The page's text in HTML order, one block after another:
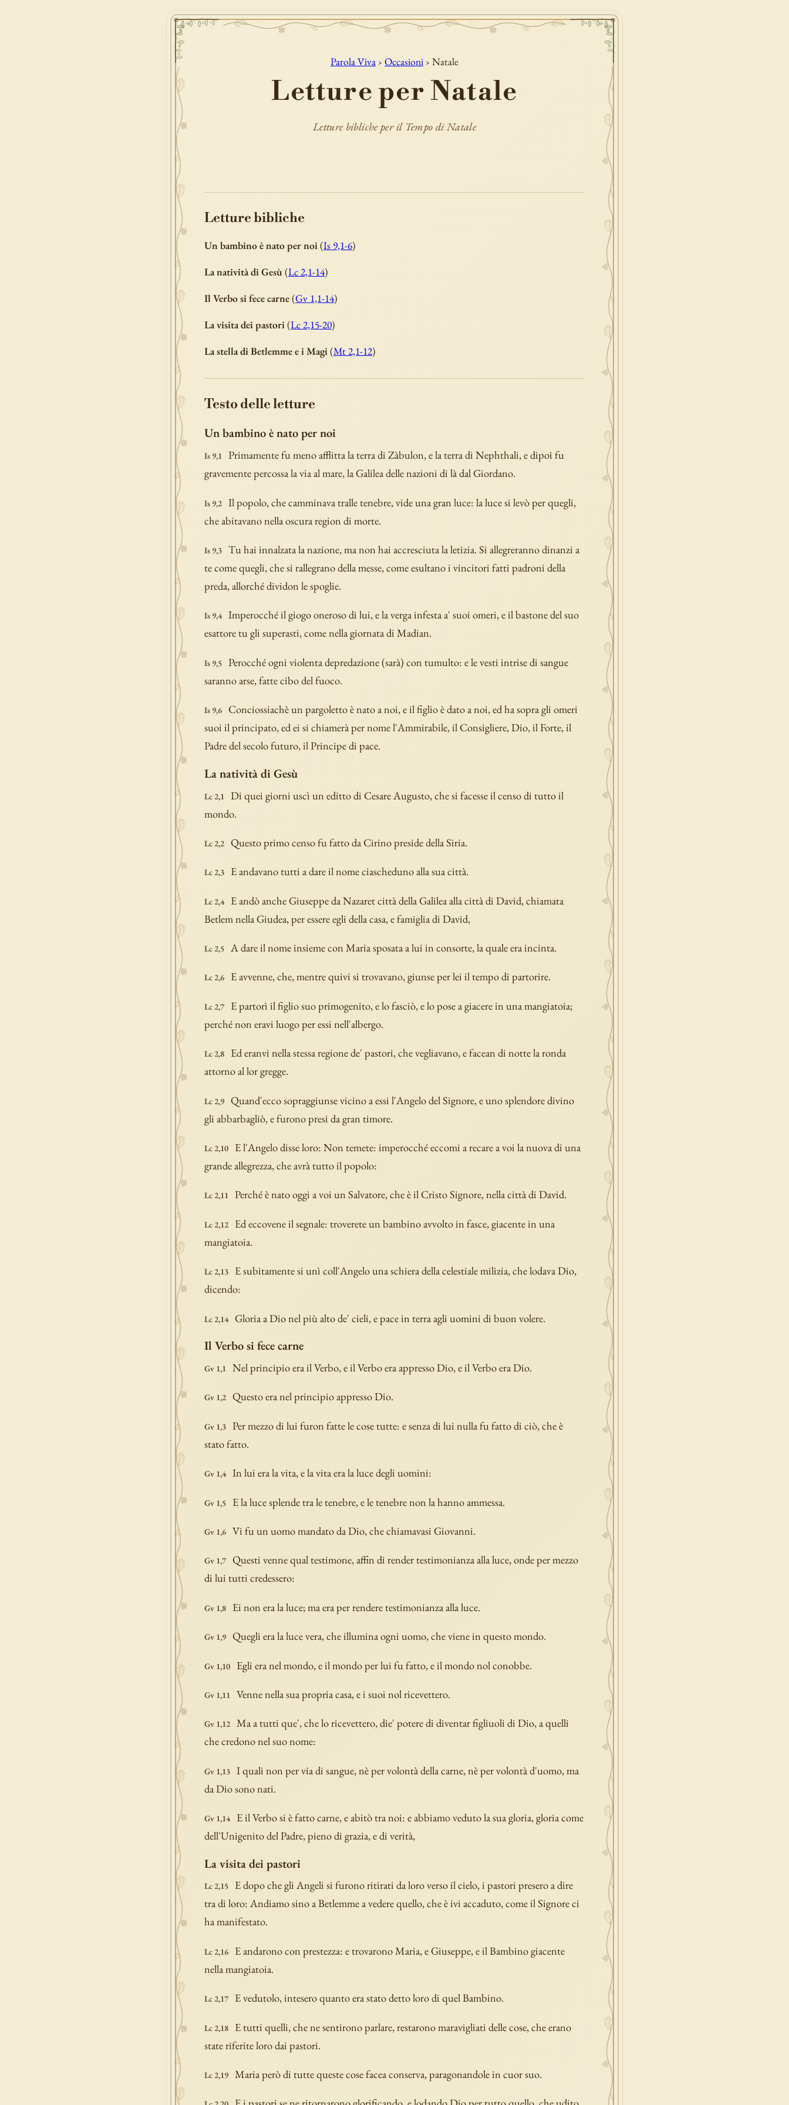
Parola Viva › Occasioni › Natale
Letture per Natale
Letture bibliche per il Tempo di Natale
Letture bibliche
Un bambino è nato per noi (Is 9,1-6)
La natività di Gesù (Lc 2,1-14)
Il Verbo si fece carne(Gv 1,1-14)
La visita dei pastori (Lc 2,15-20)
La stella di Betlemme e i Magi (Mt 2,1-12)
Testo delle letture
Un bambino è nato per noi
Is 9,1 Primamente fu meno afflitta la terra di Zàbulon, e la terra di Nephthali, e dipoi fu
gravemente percossa la via al mare, la Galilea delle nazioni di là dal Giordano.
Is 9,2 Il popolo, che camminava tralle tenebre, vide una gran luce: la luce si levò per quegli,
che abitavano nella oscura region di morte.
Is 9,3 Tu hai innalzata la nazione, ma non hai accresciuta la letizia. Si allegreranno dinanzi a
te come quegli, che si rallegrano della messe, come esultano i vincitori fatti padroni della
preda, allorché dividon le spoglie.
Is 9,4 Imperocché il giogo oneroso di lui, e la verga infesta a' suoi omeri, e il bastone del suo
esattore tu gli superasti, come nella giornata di Madian.
Is 9,5 Perocché ogni violenta depredazione (sarà) con tumulto: e le vesti intrise di sangue
saranno arse, fatte cibo del fuoco.
Is 9,6
Conciossiachè un pargoletto è nato a noi, e il figlio è dato a noi, ed ha sopra gli omeri
suoi il principato, ed ei si chiamerà per nome l'Ammirabile, il Consigliere, Dio, il Forte, il
Padre del secolo futuro, il Principe di pace.
La natività di Gesù
Lc 2,1
Di quei giorni uscì un editto di Cesare Augusto, che si facesse il censo di tutto il
mondo.
Lc 2,2 Questo primo censo fu fatto da Cirino preside della Siria.
Lc 2,3 E andavano tutti a dare il nome ciascheduno alla sua città.
Lc 2,4
E andò anche Giuseppe da Nazaret città della Galilea alla città di David, chiamata
Betlem nella Giudea, per essere egli della casa, e famiglia di David,
Lc 2,5 A dare il nome insieme con Maria sposata a lui in consorte, la quale era incinta.
Lc 2,6 E avvenne, che, mentre quivi si trovavano, giunse per lei il tempo di partorire.
Lc 2,7
E partorì il figlio suo primogenito, e lo fasciò, e lo pose a giacere in una mangiatoia;
perché non eravi luogo per essi nell'albergo.
Lc 2,8
Ed eranvi nella stessa regione de' pastori, che vegliavano, e facean di notte la ronda
attorno al lor gregge.
Lc 2,9 Quand'ecco sopraggiunse vicino a essi l'Angelo del Signore, e uno splendore divino
gli abbarbagliò, e furono presi da gran timore.
Lc 2,10
E l'Angelo disse loro: Non temete: imperocché eccomi a recare a voi la nuova di una
grande allegrezza, che avrà tutto il popolo:
Lc 2,11 Perché è nato oggi a voi un Salvatore, che è il Cristo Signore, nella città di David.
Lc 2,12
Ed eccovene il segnale: troverete un bambino avvolto in fasce, giacente in una
mangiatoia.
Lc 2,13
E subitamente si unì coll'Angelo una schiera della celestiale milizia, che lodava Dio,
dicendo:
Lc 2,14 Gloria a Dio nel più alto de' cieli, e pace in terra agli uomini di buon volere.
Il Verbo si fece carne
Gv 1,1 Nel principio era il Verbo, e il Verbo era appresso Dio, e il Verbo era Dio.
Gv 1,2 Questo era nel principio appresso Dio.
Gv 1,3 Per mezzo di lui furon fatte le cose tutte: e senza di lui nulla fu fatto di ciò, che è
stato fatto.
Gv 1,4 In lui era la vita, e la vita era la luce degli uomini:
Gv 1,5 E la luce splende tra le tenebre, e le tenebre non la hanno ammessa.
Gv 1,6 Vi fu un uomo mandato da Dio, che chiamavasi Giovanni.
Gv 1,7 Questi venne qual testimone, affin di render testimonianza alla luce, onde per mezzo
di lui tutti credessero:
Gv 1,8 Ei non era la luce; ma era per rendere testimonianza alla luce.
Gv 1,9 Quegli era la luce vera, che illumina ogni uomo, che viene in questo mondo.
Gv 1,10 Egli era nel mondo, e il mondo per lui fu fatto, e il mondo nol conobbe.
Gv 1,11 Venne nella sua propria casa, e i suoi nol ricevettero.
Gv 1,12 Ma a tutti que', che lo ricevettero, die' potere di diventar figliuoli di Dio, a quelli
che credono nel suo nome:
Gv 1,13 I quali non per via di sangue, nè per volontà della carne, nè per volontà d'uomo, ma
da Dio sono nati.
Gv 1,14
E il Verbo si è fatto carne, e abitò tra noi: e abbiamo veduto la sua gloria, gloria come
dell'Unigenito del Padre, pieno di grazia, e di verità,
La visita dei pastori
Lc 2,15
E dopo che gli Angeli si furono ritirati da loro verso il cielo, i pastori presero a dire
tra di loro: Andiamo sino a Betlemme a vedere quello, che è ivi accaduto, come il Signore ci
ha manifestato.
Lc 2,16
E andarono con prestezza: e trovarono Maria, e Giuseppe, e il Bambino giacente
nella mangiatoia.
Lc 2,17 E vedutolo, intesero quanto era stato detto loro di quel Bambino.
Lc 2,18
E tutti quelli, che ne sentirono parlare, restarono maravigliati delle cose, che erano
state riferite loro dai pastori.
Lc 2,19 Maria però di tutte queste cose facea conserva, paragonandole in cuor suo.